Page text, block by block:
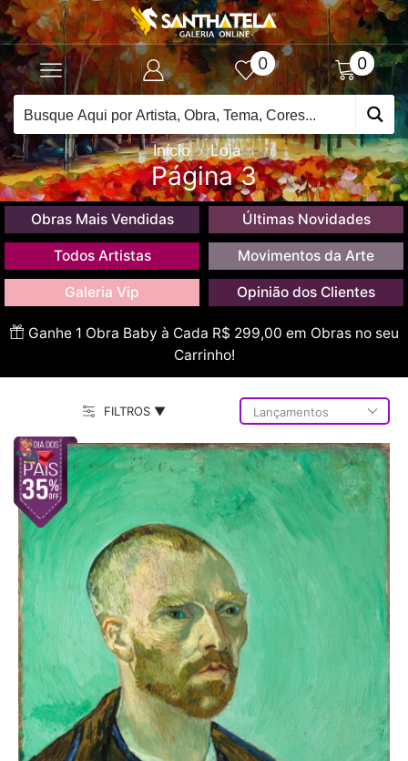
0 0
Início Loja
Página 3
Obras Mais Vendidas Últimas Novidades
Todos Artistas Movimentos da Arte
Galeria Vip Opinião dos Clientes
Ganhe 1 Obra Baby à Cada R$ 299,00 em Obras no seu
Carrinho!
FILTROS ▼